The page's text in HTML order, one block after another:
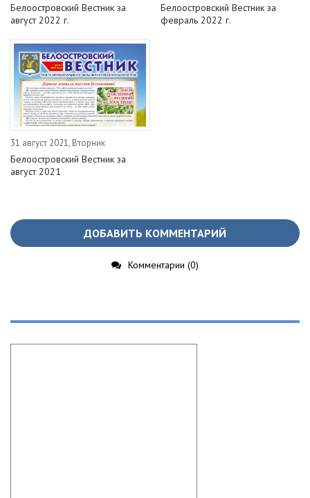
Белоостровский Вестник за
август 2022 г.
Белоостровский Вестник за
февраль 2022 г.
31 август 2021, Вторник
Белоостровский Вестник за
август 2021
ДОБАВИТЬ КОММЕНТАРИЙ
Комментарии (0)